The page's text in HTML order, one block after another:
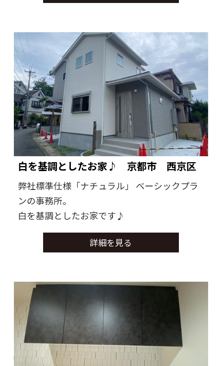
白を基調としたお家♪ 京都市 西京区
弊社標準仕様「ナチュラル」 ベーシックプラ
ンの事務所。
白を基調としたお家です♪
詳細を見る